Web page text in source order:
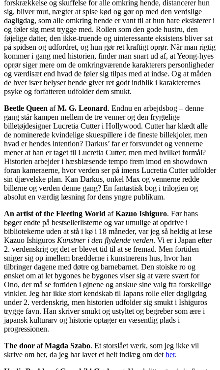
forskrækkelse og skuffelse for alle omkring hende, distancerer hun
sig, bliver mut, nægter at spise kød og gør op med den verdslige
dagligdag, som alle omkring hende er vant til at hun bare eksisterer i
og føler sig mest trygge med. Rollen som den gode hustru, den
føjelige datter, den ikke-truende og uinteressante eksistens bliver sat
på spidsen og udfordret, og hun gør ret kraftigt oprør. Når man rigtig
kommer i gang med historien, finder man snart ud af, at Yeong-hyes
oprør siger mere om de omkringværende karakterers personligheder
og værdisæt end hvad de føler sig tilpas med at indse. Og at måden
de hver især belyser hende giver ret godt indblik i karakterernes
psyke og forfatteren udfolder dem smukt.
Beetle Queen afM. G. Leonard. Endnu en arbejdsbog – denne
gang står kampen mellem de tre venner og den frygtelige
billetøjdesigner Lucretia Cutter i Hollywood. Cutter har klædt alle
de nominerede kvindelige skuespillere i de fineste billekjoler, men
hvad er hendes intention? Darkus’ far er forsvundet og vennerne
mener at han er taget til Lucretia Cutter; men med hvilket formål?
Historien arbejder i hæsblæsende tempo frem imod en showdown
foran kameraerne, hvor verden ser på imens Lucretia Cutter udfolder
sin djævelske plan. Kan Darkus, onkel Max og vennerne redde
billerne og verden denne gang? En fantastisk bog i trilogien og
absolut en værdig læsning for dens yngre publikum.
An artist of the Fleeting World afKazuo Ishiguro. Før hans
bøger endte på bestsellerlisterne og var umulige at opdrive i
bibliotekerne uden at stå i kø i 18 måneder, var jeg så heldig at læse
Kazuo Ishiguros Kunstner i den flydende verden. Vi er i Japan efter
2. verdenskrig og det er blevet tid til at se fremad. Men fortiden
sniger sig op imellem brædderne i kunstnerens hus, hvor han
tilbringer dagene med døtre og barnebarnet. Den stoiske ro og
ønsket om at let bygones be bygones viser sig at være svært for
Ono, der må se fortiden i øjnene og anskue sine valg fra forskellige
vinkler. Jeg har ikke stort kendskab til Japans rolle eller dagligdag
under 2. verdenskrig, men historien udfolder sig smukt i Ishiguros
trygge favn. Han skriver smukt og ustyltet og begreber som ære i
japansk kulturarv og historie optager en væsentlig plads i
progressionen.
The door afMagda Szabo. Et storslået værk, som jeg ikke vil
skrive om her, da jeg har lavet et helt indlæg om det her.